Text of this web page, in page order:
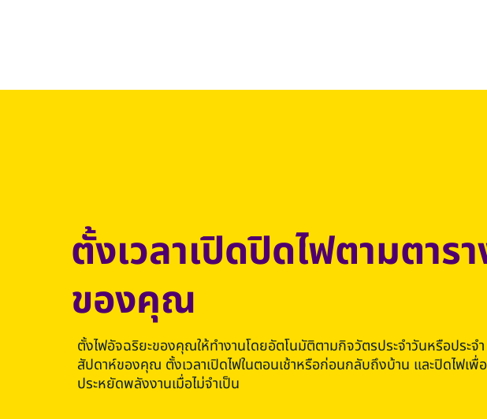
ตั้งเวลาเปิดปิดไฟตามตาร
ของคุณ
ตั้งไฟอัจฉริยะของคุณให้ทำงานโดยอัตโนมัติตามกิจวัตรประจำวันหรือประจำ
สัปดาห์ของคุณ ตั้งเวลาเปิดไฟในตอนเช้าหรือก่อนกลับถึงบ้าน และปิดไฟเพื่อ
ประหยัดพลังงานเมื่อไม่จำเป็น